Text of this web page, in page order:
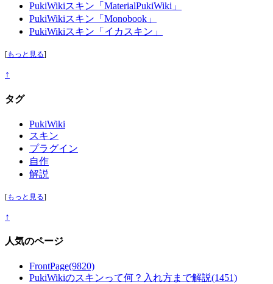
PukiWikiスキン「MaterialPukiWiki」
PukiWikiスキン「Monobook」
PukiWikiスキン「イカスキン」
[もっと見る]
↑
タグ
PukiWiki
スキン
プラグイン
自作
解説
[もっと見る]
↑
人気のページ
FrontPage(9820)
PukiWikiのスキンって何？入れ方まで解説(1451)